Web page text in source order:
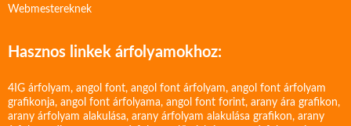
Webmestereknek
Hasznos linkek árfolyamokhoz:
4IG árfolyam, angol font, angol font árfolyam, angol font árfolyam
grafikonja, angol font árfolyama, angol font forint, arany ára grafikon,
arany árfolyam alakulása, arany árfolyam alakulása grafikon, arany